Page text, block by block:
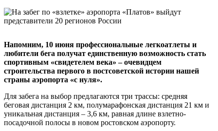
Напомним, 10 июня профессиональные легкоатлеты и
любители бега получат единственную возможность стать
спортивным «свидетелем века» – очевидцем
строительства первого в постсоветской истории нашей
страны аэропорта «с нуля».
Для забега на выбор предлагаются три трассы: средняя
беговая дистанция 2 км, полумарафонская дистанция 21 км и
уникальная дистанция – 3,6 км, равная длине взлетно-
посадочной полосы в новом ростовском аэропорту.